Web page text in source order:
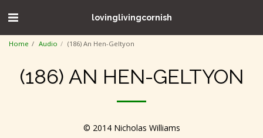
lovinglivingcornish
Home Audio (186) An Hen-Geltyon
(186) AN HEN-GELTYON
© 2014 Nicholas Williams